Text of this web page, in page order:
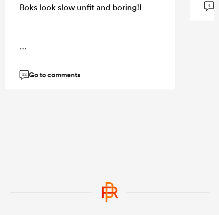
Boks look slow unfit and boring!!
...
22 Go to comments
4